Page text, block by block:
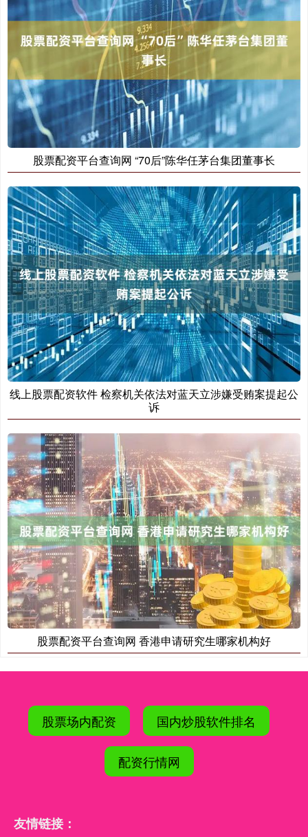
股票配资平台查询网 “70后”陈华任茅台集团董事长
线上股票配资软件 检察机关依法对蓝天立涉嫌受贿案提起公
诉
股票配资平台查询网 香港申请研究生哪家机构好
股票场内配资 国内炒股软件排名
配资行情网
友情链接：